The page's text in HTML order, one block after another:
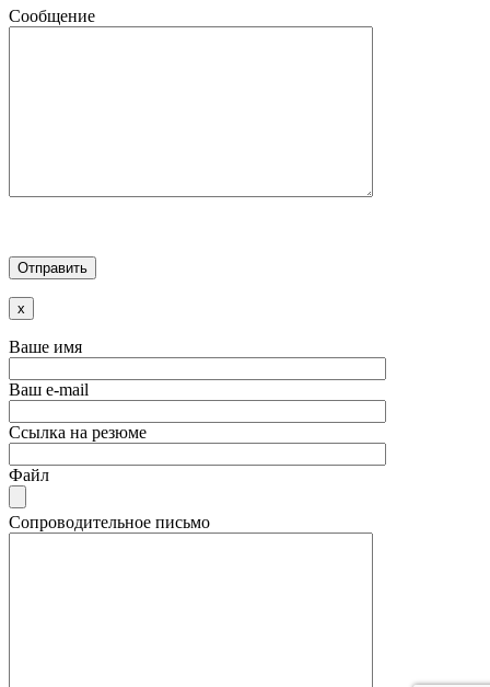
Сообщение
x
Ваше имя
Ваш e-mail
Ссылка на резюме
Файл
Сопроводительное письмо